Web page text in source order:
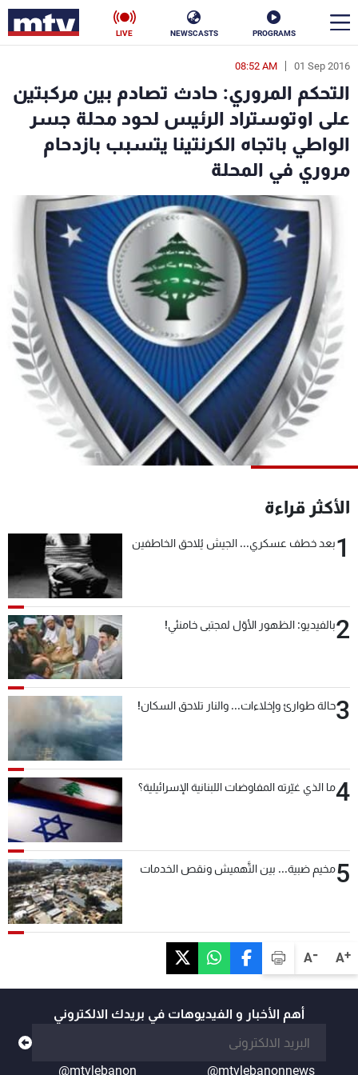
PROGRAMS
NEWSCASTS
LIVE
A+
A-
01 Sep 2016
08:52 AM
التحكم المروري: حادث تصادم بين مركبتين
على اوتوستراد الرئيس لحود محلة جسر
الواطي باتجاه الكرنتينا يتسبب بازدحام
مروري في المحلة
الأكثر قراءة
1بعد خطف عسكري... الجيش يُلاحق الخاطفين
2بالفيديو: الظهور الأوّل لمجتبى خامنئي!
3حالة طوارئ وإخلاءات... والنار تلاحق السكان!
4ما الذي غيّرته المفاوضات اللبنانية الإسرائيلية؟
5مخيم ضبية... بين التَّهميش ونقص الخدمات
أهم الأخبار و الفيديوهات في بريدك الالكتروني
@mtvlebanonnews
@mtvlebanon
en
الأخبار
سياسة ناس
إقتصاد
منوعات رياضة
كأس العالم
البرامج
جدول البرامج
شاهد البرامج
الترددات
الإنـتـاج
وظائف
تواصل معنا